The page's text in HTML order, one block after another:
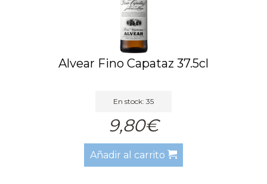
Alvear Fino Capataz 37.5cl
En stock: 35
9,80€
Añadir al carrito